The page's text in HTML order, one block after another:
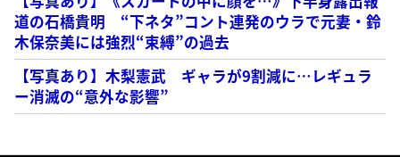
道の石橋貴明 “下ネタ”コント連発のウラで元妻・鈴
木保奈美には強烈“束縛”の過去
【写真あり】木梨憲武 ギャラが9割減に…レギュラ
ー消滅の“意外な影響”